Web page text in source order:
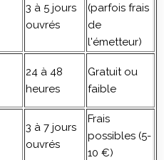
3 à 5 jours
ouvrés
(parfois frais
de
l'émetteur)
24 à 48
heures
Gratuit ou
faible
3 à 7 jours
ouvrés
Frais
possibles (5-
10 €)